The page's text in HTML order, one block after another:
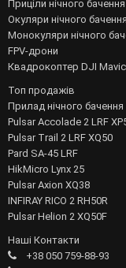
Приціли нічного бачення
Окуляри нічного бачення
Монокуляри нічного
FPV-дрони
Квадрокоптер DJI
Топ продажів
Прилад нічного бачення
Pulsar Accolade 2 LRF
Pulsar Trail 2 LRF XQ50
Pard SA-45 LRF
HikMicro Lynx 25
Pulsar Axion XQ38
INFIRAY RICO 2 RH50R
Pulsar Helion 2 XQ50F
Наші Контакти
+38 050 759-88-93